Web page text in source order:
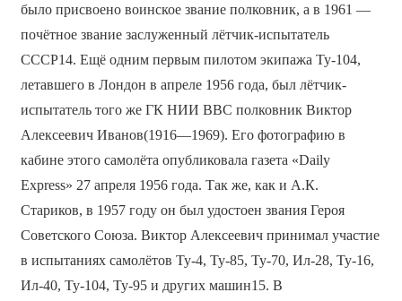
было присвоено воинское звание полковник, а в 1961 —
почётное звание заслуженный лётчик-испытатель
СССР14. Ещё одним первым пилотом экипажа Ту-104,
летавшего в Лондон в апреле 1956 года, был лётчик-
испытатель того же ГК НИИ ВВС полковник Виктор
Алексеевич Иванов(1916—1969). Его фотографию в
кабине этого самолёта опубликовала газета «Daily
Express» 27 апреля 1956 года. Так же, как и А.К.
Стариков, в 1957 году он был удостоен звания Героя
Советского Союза. Виктор Алексеевич принимал участие
в испытаниях самолётов Ту-4, Ту-85, Ту-70, Ил-28, Ту-16,
Ил-40, Ту-104, Ту-95 и других машин15. В